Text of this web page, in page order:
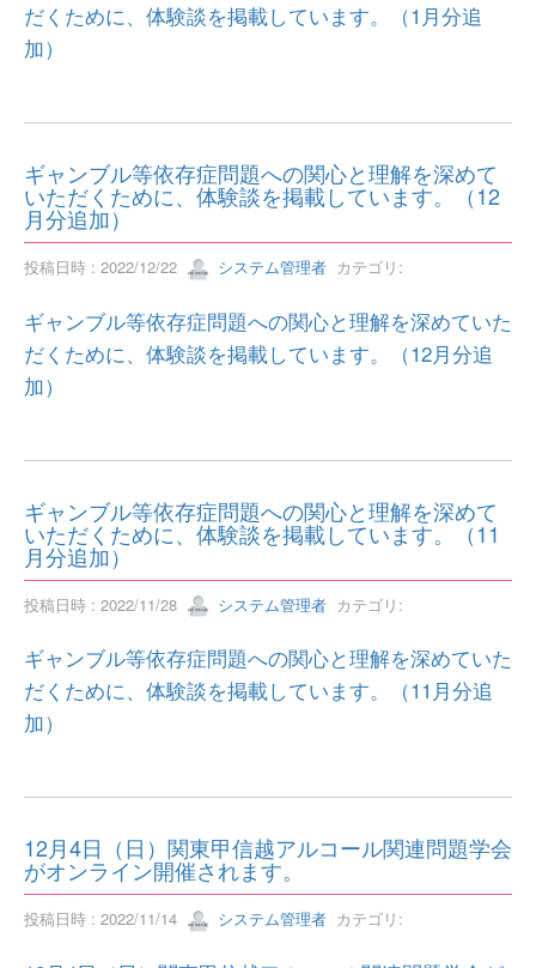
だくために、体験談を掲載しています。（1月分追
加）
ギャンブル等依存症問題への関心と理解を深めて
いただくために、体験談を掲載しています。（12
月分追加）
投稿日時 : 2022/12/22 システム管理者 カテゴリ:
ギャンブル等依存症問題への関心と理解を深めていた
だくために、体験談を掲載しています。（12月分追
加）
ギャンブル等依存症問題への関心と理解を深めて
いただくために、体験談を掲載しています。（11
月分追加）
投稿日時 : 2022/11/28 システム管理者 カテゴリ:
ギャンブル等依存症問題への関心と理解を深めていた
だくために、体験談を掲載しています。（11月分追
加）
12月4日（日）関東甲信越アルコール関連問題学会
がオンライン開催されます。
投稿日時 : 2022/11/14 システム管理者 カテゴリ: